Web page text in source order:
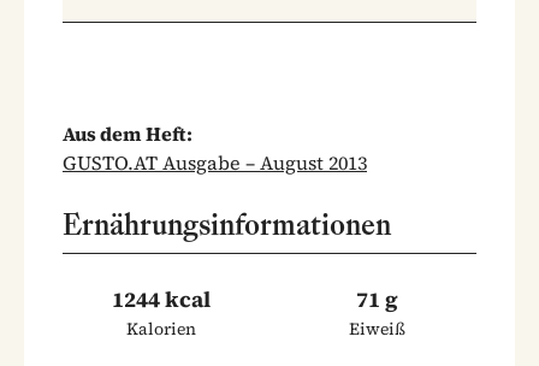
Aus dem Heft:
GUSTO.AT Ausgabe – August 2013
Ernährungsinformationen
1244 kcal
Kalorien
71 g
Eiweiß